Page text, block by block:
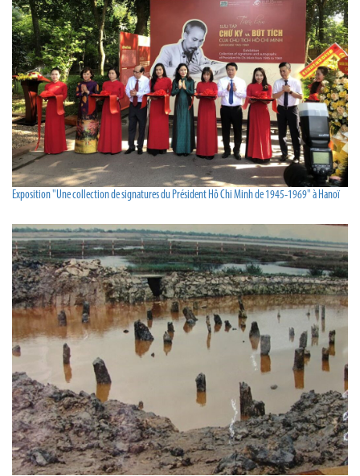
Exposition "Une collection de signatures du Président Hô Chi Minh de 1945-1969" à Hanoï